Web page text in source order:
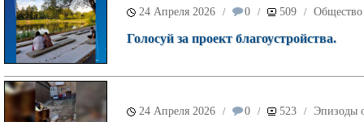
24 Апреля 2026 / 0 / 509 / Общество
Голосуй за проект благоустройства.
24 Апреля 2026 / 0 / 523 / Эпизоды